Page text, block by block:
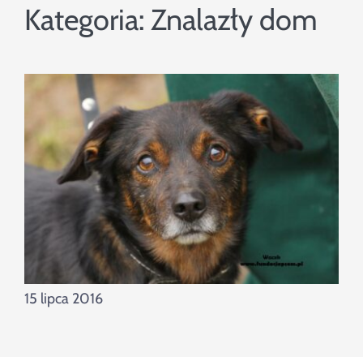
Kategoria: Znalazły dom
15 lipca 2016